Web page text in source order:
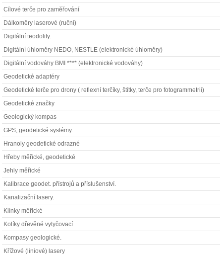
Cílové terče pro zaměřování
Dálkoměry laserové (ruční)
Digitální teodolity.
Digitální úhloměry NEDO, NESTLE (elektronické úhloměry)
Digitální vodováhy BMI **** (elektronické vodováhy)
Geodetické adaptéry
Geodetické terče pro drony ( reflexní terčíky, štítky, terče pro fotogrammetrii)
Geodetické značky
Geologický kompas
GPS, geodetické systémy.
Hranoly geodetické odrazné
Hřeby měřické, geodetické
Jehly měřické
Kalibrace geodet. přístrojů a příslušenství.
Kanalizační lasery.
Klínky měřické
Kolíky dřevěné vytyčovací
Kompasy geologické.
Křížové (liniové) lasery